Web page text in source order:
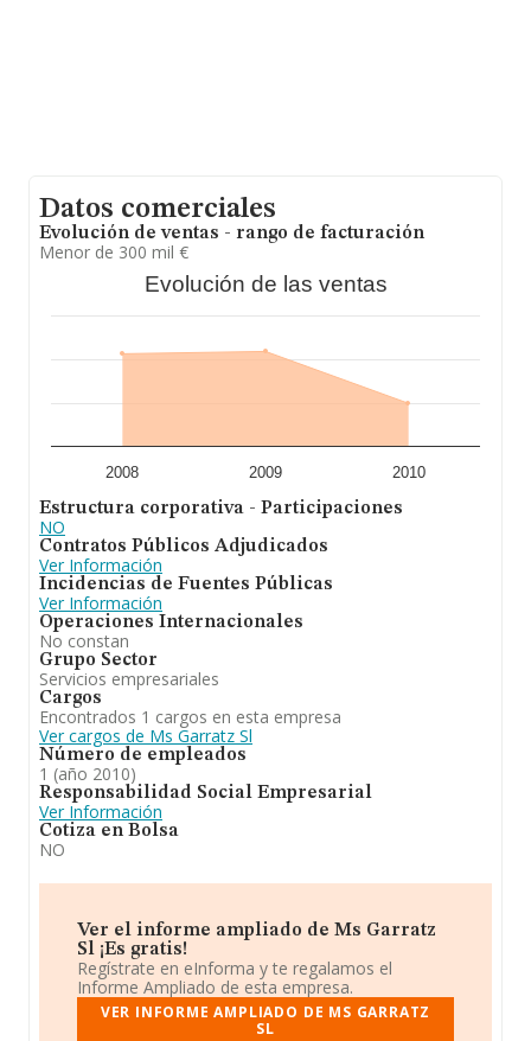
Datos comerciales
Evolución de ventas - rango de facturación
Menor de 300 mil €
Evolución de las ventas
2008 2009 2010
Estructura corporativa - Participaciones
NO
Contratos Públicos Adjudicados
Ver Información
Incidencias de Fuentes Públicas
Ver Información
Operaciones Internacionales
No constan
Grupo Sector
Servicios empresariales
Cargos
Encontrados 1 cargos en esta empresa
Ver cargos de Ms Garratz Sl
Número de empleados
1 (año 2010)
Responsabilidad Social Empresarial
Ver Información
Cotiza en Bolsa
NO
Ver el informe ampliado de Ms Garratz
Sl ¡Es gratis!
Regístrate en eInforma y te regalamos el
Informe Ampliado de esta empresa.
VER INFORME AMPLIADO DE MS GARRATZ
SL